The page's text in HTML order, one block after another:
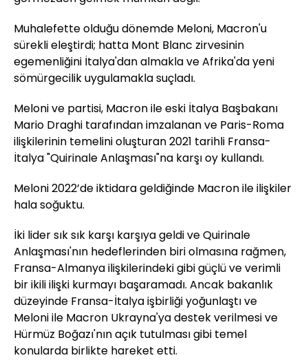
Muhalefette olduğu dönemde Meloni, Macron'u
sürekli eleştirdi; hatta Mont Blanc zirvesinin
egemenliğini İtalya'dan almakla ve Afrika'da yeni
sömürgecilik uygulamakla suçladı.
Meloni ve partisi, Macron ile eski İtalya Başbakanı
Mario Draghi tarafından imzalanan ve Paris-Roma
ilişkilerinin temelini oluşturan 2021 tarihli Fransa-
İtalya "Quirinale Anlaşması"na karşı oy kullandı.
Meloni 2022’de iktidara geldiğinde Macron ile ilişkiler
hala soğuktu.
İki lider sık sık karşı karşıya geldi ve Quirinale
Anlaşması'nın hedeflerinden biri olmasına rağmen,
Fransa-Almanya ilişkilerindeki gibi güçlü ve verimli
bir ikili ilişki kurmayı başaramadı. Ancak bakanlık
düzeyinde Fransa-İtalya işbirliği yoğunlaştı ve
Meloni ile Macron Ukrayna'ya destek verilmesi ve
Hürmüz Boğazı'nın açık tutulması gibi temel
konularda birlikte hareket etti.